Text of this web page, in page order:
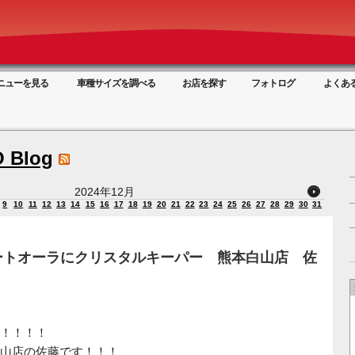
ューを見る 車種サイズを調べる お店を探す フォトログ よくあ
Blog
2024年12月
9 10 11 12 13 14 15 16 17 18 19 20 21 22 23 24 25 26 27 28 29 30 31
トオーラにクリスタルキーパー 熊本白山店 佐
！！！
店の佐藤です！！！